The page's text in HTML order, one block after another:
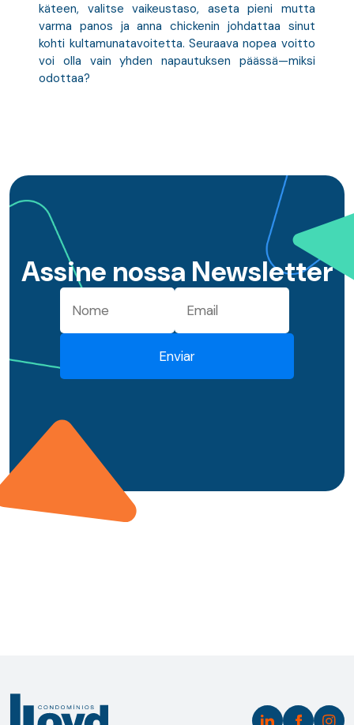
käteen, valitse vaikeustaso, aseta pieni mutta
varma panos ja anna chickenin johdattaa sinut
kohti kultamunatavoitetta. Seuraava nopea voitto
voi olla vain yhden napautuksen päässä—miksi
odottaa?
Assine nossa Newsletter